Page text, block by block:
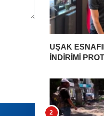
UŞAK
İNDİRİMİ